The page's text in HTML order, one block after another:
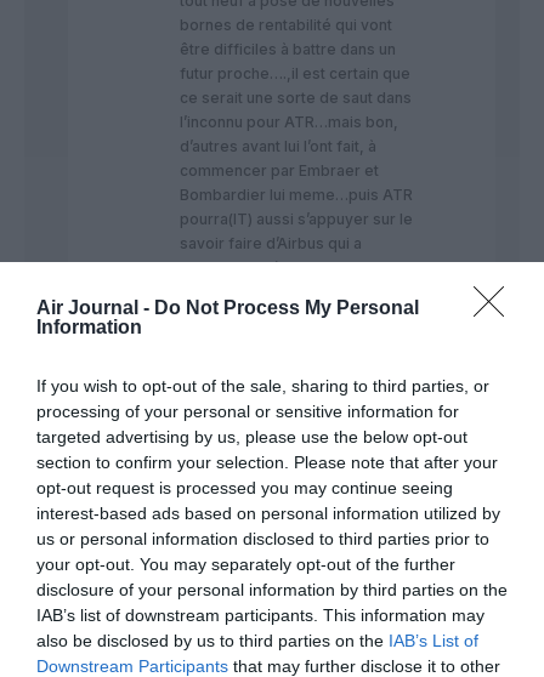
Air Journal - Do Not Process My Personal
Information
If you wish to opt-out of the sale, sharing to third parties, or
processing of your personal or sensitive information for
targeted advertising by us, please use the below opt-out
section to confirm your selection. Please note that after your
opt-out request is processed you may continue seeing
interest-based ads based on personal information utilized by
us or personal information disclosed to third parties prior to
your opt-out. You may separately opt-out of the further
disclosure of your personal information by third parties on the
IAB’s list of downstream participants. This information may
also be disclosed by us to third parties on the IAB’s List of
Downstream Participants that may further disclose it to other
bornes de rentabilité qui vont
être difficiles à battre dans un
futur proche….,il est certain que
ce serait une sorte de saut dans
l’inconnu pour ATR…mais bon,
d’autres avant lui l’ont fait, à
commencer par Embraer et
Bombardier lui meme…puis ATR
pourra(IT) aussi s’appuyer sur le
savoir faire d’Airbus qui a
quelque expérience…
RÉPONDRE
bencelloa commenté :
29 avril 2016 - 10 h 09
min
très instructif.
Par ailleurs les derniers communiqués d’ATR lors
des résultats étaient sibyllins. On pouvait y lire les
retards de fournisseurs sollicités par d’autres
“programmes” (suivez mon regard….)
Il est délicat de stimuler des fournisseurs lorsque le
“cousin” autrement plus puissant monopolise leurs